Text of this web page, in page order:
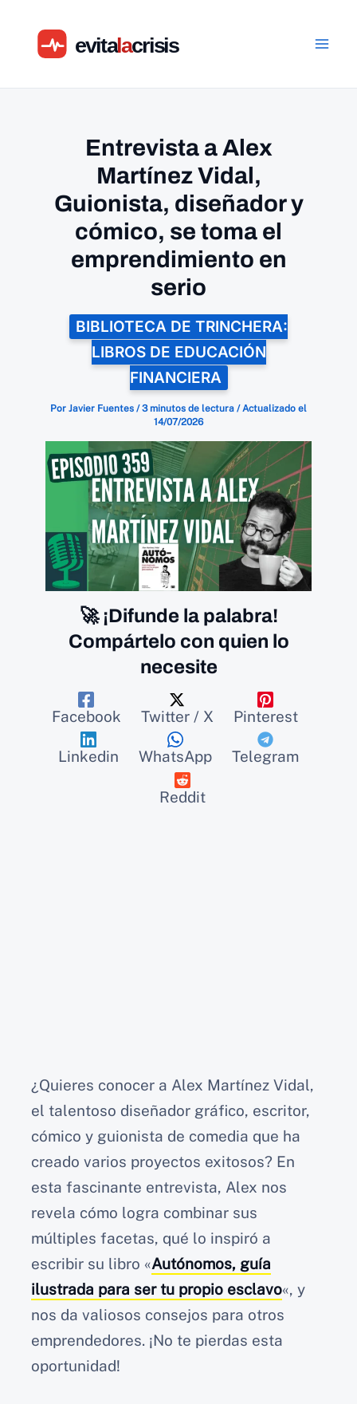
contenido
Entrevista a Alex
Martínez Vidal,
Guionista, diseñador y
cómico, se toma el
emprendimiento en
serio
BIBLIOTECA DE TRINCHERA:
LIBROS DE EDUCACIÓN
FINANCIERA
Por Javier Fuentes /3 minutos de lectura /Actualizado el
14/07/2026
🚀 ¡Difunde la palabra!
Compártelo con quien lo
necesite
Facebook Twitter / X Pinterest
Linkedin WhatsApp Telegram
Reddit
¿Quieres conocer a Alex Martínez Vidal,
el talentoso diseñador gráfico, escritor,
cómico y guionista de comedia que ha
creado varios proyectos exitosos? En
esta fascinante entrevista, Alex nos
revela cómo logra combinar sus
múltiples facetas, qué lo inspiró a
escribir su libro «Autónomos, guía
ilustrada para ser tu propio esclavo«, y
nos da valiosos consejos para otros
emprendedores. ¡No te pierdas esta
oportunidad!